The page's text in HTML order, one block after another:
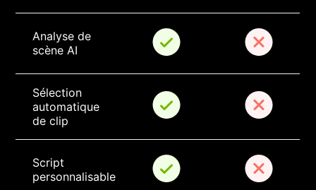
Analyse de
scène AI
Sélection
automatique
de clip
Script
personnalisable